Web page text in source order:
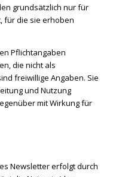
grundsätzlich nur für
für die sie erhoben
Pflichtangaben
die nicht als
freiwillige Angaben. Sie
und Nutzung
mit Wirkung für
Newsletter erfolgt durch